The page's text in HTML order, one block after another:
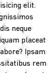
elit.
neque
placeat
Ipsam
rem